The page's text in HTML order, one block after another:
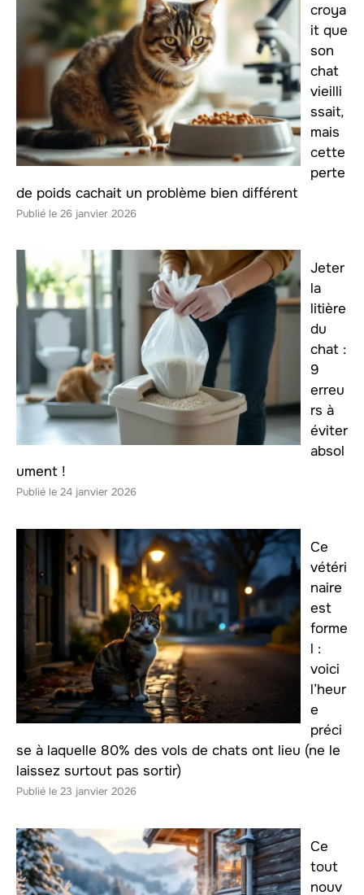
croya
it que
son
chat
vieilli
ssait,
mais
cette
perte
de poids cachait un problème bien différent
26 janvier 2026
Jeter
la
litière
du
chat :
9
erreu
rs à
éviter
absol
ument !
24 janvier 2026
Ce
vétéri
naire
est
forme
l :
voici
l’heur
e
préci
se à laquelle 80% des vols de chats ont lieu (ne le
laissez surtout pas sortir)
23 janvier 2026
Ce
tout
nouv